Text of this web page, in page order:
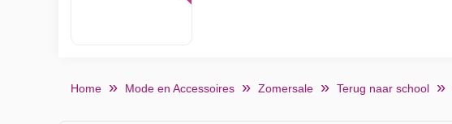
Home Mode en Accessoires Zomersale Terug naar school